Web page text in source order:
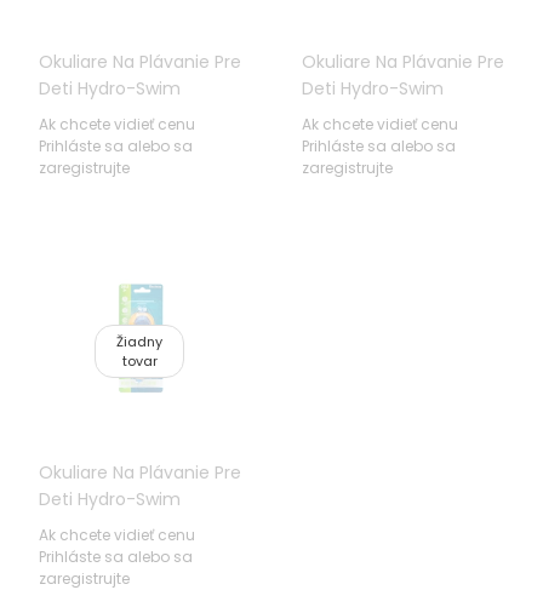
Okuliare Na Plávanie Pre
Deti Hydro-Swim
BESTWAY Zelený
Ak chcete vidieť cenu
Prihláste sa alebo sa
zaregistrujte
Okuliare Na Plávanie Pre
Deti Hydro-Swim
BESTWAY Fialový
Ak chcete vidieť cenu
Prihláste sa alebo sa
zaregistrujte
Žiadny
tovar
Okuliare Na Plávanie Pre
Deti Hydro-Swim
BESTWAY Modrý
Ak chcete vidieť cenu
Prihláste sa alebo sa
zaregistrujte